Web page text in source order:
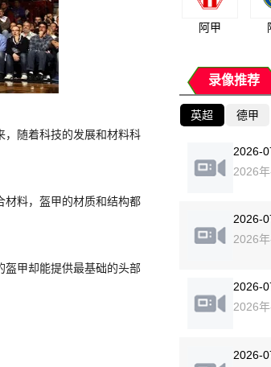
，随着科技的发展和材料科
材料，盔甲的材质和结构都
盔甲却能提供最基础的头部
阿甲
录像推荐
英超 德甲
2026-
2026
2026-
2026
2026-
2026
2026-